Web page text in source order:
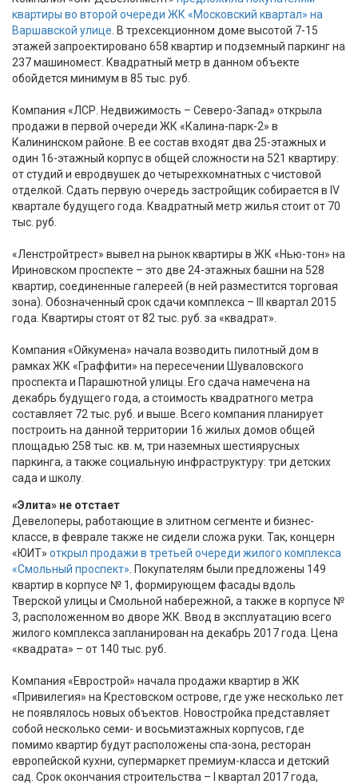
квартиры во второй очереди ЖК «Московский квартал» на
Варшавской улице . В трехсекционном доме высотой 7-15
этажей запроектировано 658 квартир и подземный паркинг на
237 машиномест. Квадратный метр в данном объекте
обойдется минимум в 85 тыс. руб.
Компания «ЛСР. Недвижимость – Северо-Запад» открыла
продажи в первой очереди ЖК «Калина-парк-2» в
Калининском районе. В ее состав входят два 25-этажных и
один 16-этажный корпус в общей сложности на 521 квартиру:
от студий и евродвушек до четырехкомнатных с чистовой
отделкой. Сдать первую очередь застройщик собирается в IV
квартале будущего года. Квадратный метр жилья стоит от 70
тыс. руб.
«Ленстройтрест» вывел на рынок квартиры в ЖК «Нью-тон» на
Ириновском проспекте – это две 24-этажных башни на 528
квартир, соединенные галереей (в ней разместится торговая
зона). Обозначенный срок сдачи комплекса – III квартал 2015
года. Квартиры стоят от 82 тыс. руб. за «квадрат».
Компания «Ойкумена» начала возводить пилотный дом в
рамках ЖК «Граффити» на пересечении Шуваловского
проспекта и Парашютной улицы. Его сдача намечена на
декабрь будущего года, а стоимость квадратного метра
составляет 72 тыс. руб. и выше. Всего компания планирует
построить на данной территории 16 жилых домов общей
площадью 258 тыс. кв. м, три наземных шестиярусных
паркинга, а также социальную инфраструктуру: три детских
сада и школу.
«Элита» не отстает
Девелоперы, работающие в элитном сегменте и бизнес-
классе, в феврале также не сидели сложа руки. Так, концерн
«ЮИТ» открыл продажи в третьей очереди жилого комплекса
«Смольный проспект» . Покупателям были предложены 149
квартир в корпусе № 1, формирующем фасады вдоль
Тверской улицы и Смольной набережной, а также в корпусе №
3, расположенном во дворе ЖК. Ввод в эксплуатацию всего
жилого комплекса запланирован на декабрь 2017 года. Цена
«квадрата» – от 140 тыс. руб.
Компания «Еврострой» начала продажи квартир в ЖК
«Привилегия» на Крестовском острове, где уже несколько лет
не появлялось новых объектов. Новостройка представляет
собой несколько семи- и восьмиэтажных корпусов, где
помимо квартир будут расположены спа-зона, ресторан
европейской кухни, супермаркет премиум-класса и детский
сад. Срок окончания строительства – I квартал 2017 года,